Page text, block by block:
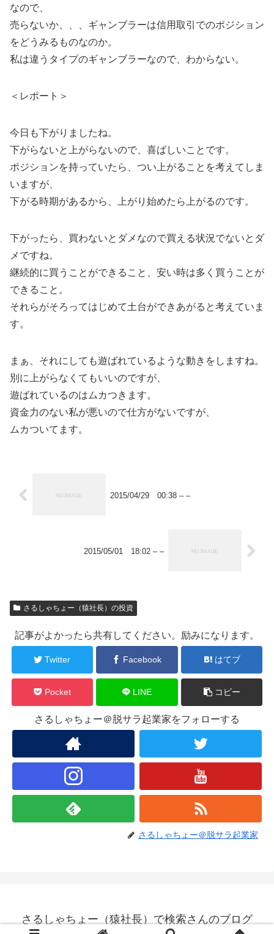
なので、
売らないか、、、ギャンブラーは信用取引でのポジション
をどうみるものなのか。
私は違うタイプのギャンブラーなので、わからない。
＜レポート＞
今日も下がりましたね。
下がらないと上がらないので、喜ばしいことです。
ポジションを持っていたら、つい上がることを考えてしま
いますが、
下がる時期があるから、上がり始めたら上がるのです。
下がったら、買わないとダメなので買える状況でないとダ
メですね。
継続的に買うことができること、安い時は多く買うことが
できること。
それらがそろってはじめて土台ができあがると考えていま
す。
まぁ、それにしても遊ばれているような動きをしますね。
別に上がらなくてもいいのですが、
遊ばれているのはムカつきます。
資金力のない私が悪いので仕方がないですが、
ムカついてます。
2015/04/29 00:38 – –
2015/05/01 18:02 – –
さるしゃちょー（猿社長）の投資
記事がよかったら共有してください。励みになります。
Twitter Facebook はてブ
Pocket LINE コピー
さるしゃちょー＠脱サラ起業家をフォローする
さるしゃちょー＠脱サラ起業家
さるしゃちょー（猿社長）で検索さんのブログ